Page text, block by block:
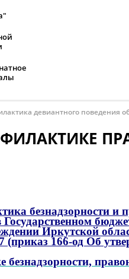
девиантного поведения
безнадзорности и
Государственном
Иркутской
(приказ 166-од Об